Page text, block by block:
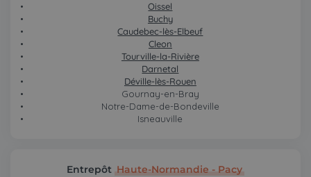
Oissel
Buchy
Caudebec-lès-Elbeuf
Cleon
Tourville-la-Rivière
Darnetal
Déville-lès-Rouen
Gournay-en-Bray
Notre-Dame-de-Bondeville
Isneauville
Entrepôt Haute-Normandie - Pacy